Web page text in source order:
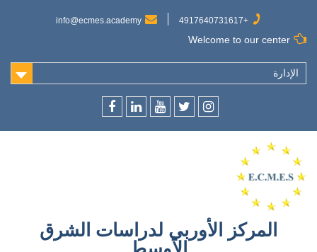
content
+4917640731617
info@ecmes.academy
Welcome to our center
الإدارة
المركز الأوربي لدراسات الشرق